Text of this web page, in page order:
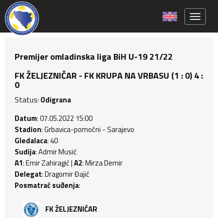
Premijer omladinska liga BiH U-19 21/22
FK ŽELJEZNIČAR - FK KRUPA NA VRBASU (1 : 0) 4 :
0
Status: Odigrana
Datum: 07.05.2022 15:00
Stadion: Grbavica-pomočni - Sarajevo
Gledalaca: 40
Sudija: Admir Musić
A1: Emir Zahiragić |A2: Mirza Demir
Delegat: Dragomir Đajić
Posmatrač suđenja:
FK ŽELJEZNIČAR